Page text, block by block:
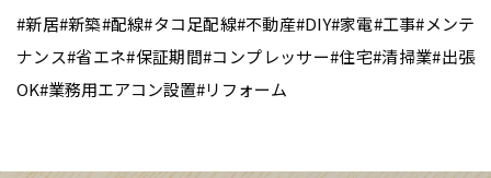
#新居#新築#配線#タコ足配線#不動産#DIY#家電#工事#メンテ
ナンス#省エネ#保証期間#コンプレッサー#住宅#清掃業#出張
OK#業務用エアコン設置#リフォーム